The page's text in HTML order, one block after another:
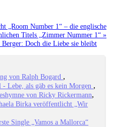
„Room Number 1“ – die englische
Titels „Zimmer Nummer 1“ »
Doch die Liebe sie bleibt
von Ralph Bogard
Lebe, als gäb es kein Morgen
von Ricky Rickermann
Birka veröffentlicht „Wir
Single „Vamos a Mallorca“